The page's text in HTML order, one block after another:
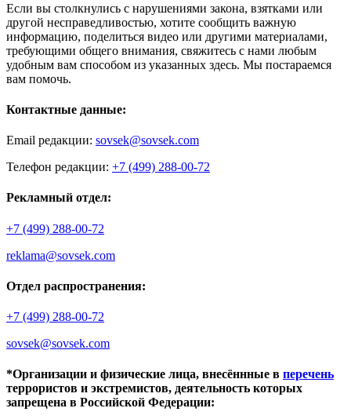
Если вы столкнулись с нарушениями закона, взятками или
другой несправедливостью, хотите сообщить важную
информацию, поделиться видео или другими материалами,
требующими общего внимания, свяжитесь с нами любым
удобным вам способом из указанных здесь. Мы постараемся
вам помочь.
Контактные данные:
Email редакции: sovsek@sovsek.com
Телефон редакции: +7 (499) 288-00-72
Рекламный отдел:
+7 (499) 288-00-72
reklama@sovsek.com
Отдел распространения:
+7 (499) 288-00-72
sovsek@sovsek.com
*Организации и физические лица, внесённные в перечень
террористов и экстремистов, деятельность которых
запрещена в Российской Федерации: